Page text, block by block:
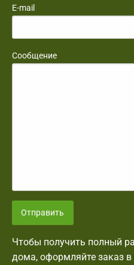
E-mail
Сообщение
Отправить
Чтобы получить полный
дома, оформляйте заказ в